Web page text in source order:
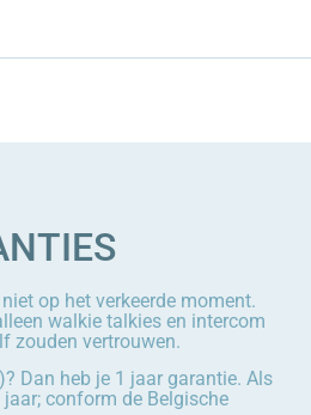
op het verkeerde moment.
walkie talkies en intercom
zouden vertrouwen.
Dan heb je 1 jaar garantie. Als
conform de Belgische